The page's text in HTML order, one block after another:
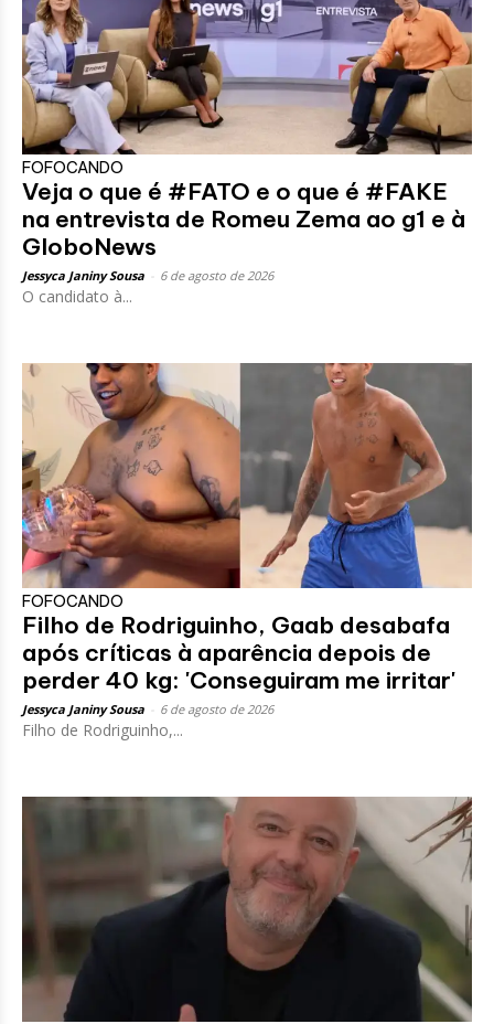
FOFOCANDO
Veja o que é #FATO e o que é #FAKE
na entrevista de Romeu Zema ao g1 e à
GloboNews
Jessyca Janiny Sousa 6 de agosto de 2026
O candidato à...
FOFOCANDO
Filho de Rodriguinho, Gaab desabafa
após críticas à aparência depois de
perder 40 kg: 'Conseguiram me irritar'
Jessyca Janiny Sousa 6 de agosto de 2026
Filho de Rodriguinho,...